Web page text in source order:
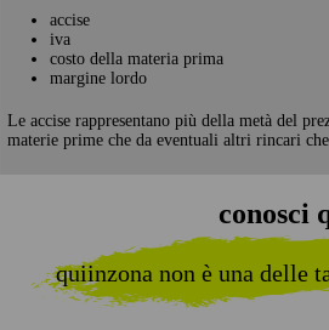
accise
iva
costo della materia prima
margine lordo
Le accise rappresentano più della metà del
materie prime che da eventuali altri rincari
conosci
quiinzona non è una delle